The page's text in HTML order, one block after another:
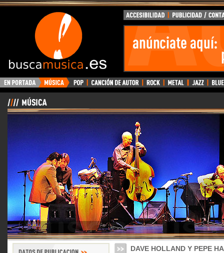
BuscaMusica.es
DAVE HOLLAND Y PEPE